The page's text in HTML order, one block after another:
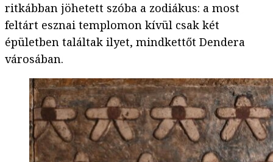
ritkábban jöhetett szóba a zodiákus: a most
feltárt esznai templomon kívül csak két
épületben találtak ilyet, mindkettőt Dendera
városában.